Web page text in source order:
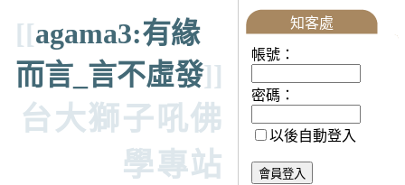
[[agama3:有緣
而言_言不虛發]]
台大獅子吼佛
學專站
知客處
帳號：
密碼：
以後自動登入